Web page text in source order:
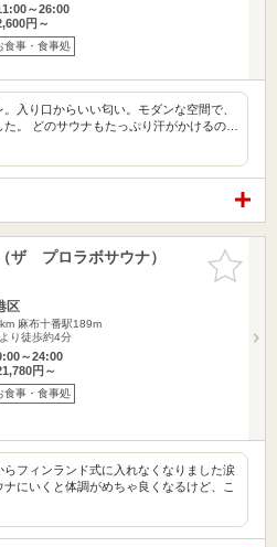
～26:00
円～
食事・食事処
入り口からいい匂い。モダンな空間で、
。 どのサウナもたっぷり汗がかけるの…
お気に入
りに追加
ザ プロラボサウナ）
区
麻布十番駅189m
り徒歩約4分
～24:00
円～
食事・食事処
らフィンランド式に入れなくなりました涙
にいくと体調がめちゃ良くなるけど、こ